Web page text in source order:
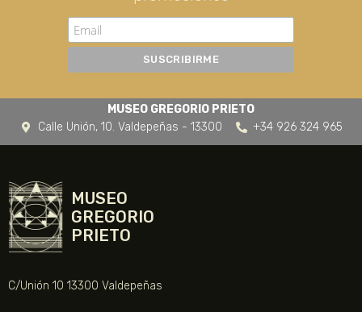
FUNDACIÓN
TIENDA
NOTICIAS
MUSEO GREGORIO PRIETO
Calle Unión, 10. Valdepeñas - 13300
+34 926 324 965
MUSEO
GREGORIO
PRIETO
C/Unión 10 13300 Valdepeñas